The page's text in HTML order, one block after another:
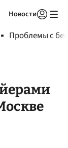
Новости
Проблемы с